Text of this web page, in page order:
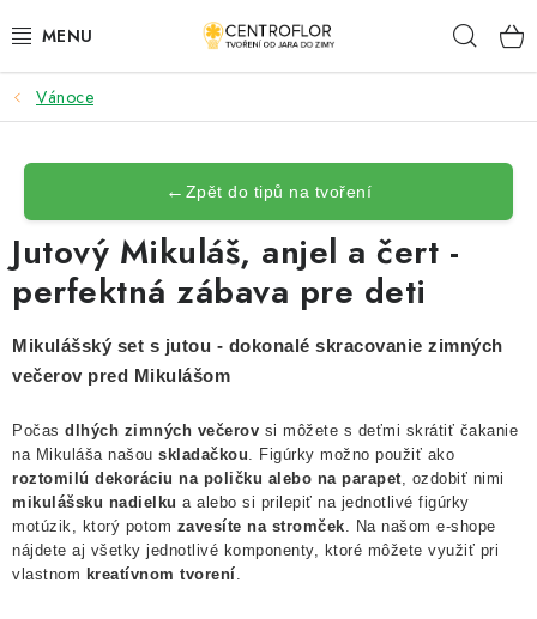
na
SEZÓNNÁ TVORBA
DŘEVENÉ VÝROBKY
MEDAILY
PLACKY A MAGNETKY S POTISKEM
VŠETKO PRE TVORENIE
SVADBA
NOVINKY
Vánoce
← Zpět do tipů na tvoření
Jutový Mikuláš, anjel a čert -
perfektná zábava pre deti
Mikulášský set s jutou - dokonalé skracovanie zimných
večerov pred Mikulášom
Počas dlhých zimných večerov si môžete s deťmi skrátiť čakanie
na Mikuláša našou skladačkou. Figúrky možno použiť ako
roztomilú dekoráciu na poličku alebo na parapet, ozdobiť nimi
mikulášsku nadielku a alebo si prilepiť na jednotlivé figúrky
motúzik, ktorý potom zavesíte na stromček. Na našom e-shope
nájdete aj všetky jednotlivé komponenty, ktoré môžete využiť pri
vlastnom kreatívnom tvorení.